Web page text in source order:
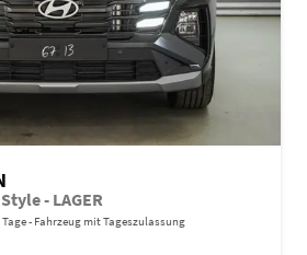
- LAGER
Tage Fahrzeug mit Tageszulassung